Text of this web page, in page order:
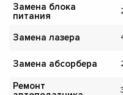
Замена блока
питания
Замена лазера
Замена абсорбера
Ремонт